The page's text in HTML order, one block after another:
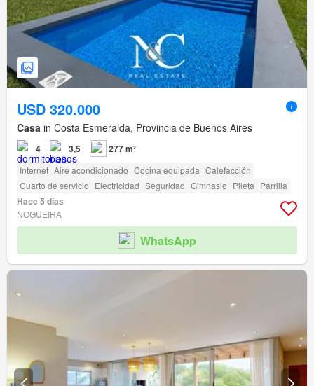
USD 320.000
Casa in Costa Esmeralda, Provincia de Buenos Aires
4 3,5 277 m²
Internet Aire acondicionado Cocina equipada Calefacción
Cuarto de servicio Electricidad Seguridad Gimnasio Pileta Parrilla
Hace 5 días
NOGUEIRA
WhatsApp